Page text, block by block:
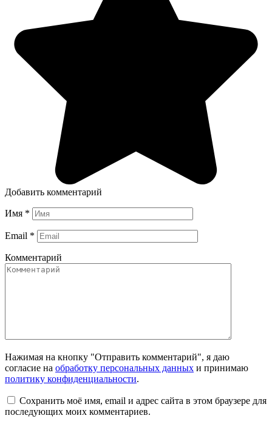
Добавить комментарий
Имя *
Email *
Комментарий
Нажимая на кнопку "Отправить комментарий", я даю
согласие на обработку персональных данных и принимаю
политику конфиденциальности.
Сохранить моё имя, email и адрес сайта в этом браузере для
последующих моих комментариев.